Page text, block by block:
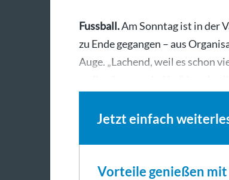
Fussball.Am Sonntag ist in der
zu Ende gegangen – aus
Auge. „Lachend, weil es schon
Jetzt einfach
Vorteile genießen